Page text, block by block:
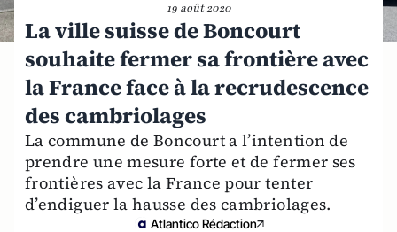
19 août 2020
La ville suisse de Boncourt
souhaite fermer sa frontière avec
la France face à la recrudescence
des cambriolages
La commune de Boncourt a l’intention de
prendre une mesure forte et de fermer ses
frontières avec la France pour tenter
d’endiguer la hausse des cambriolages.
Atlantico Rédaction